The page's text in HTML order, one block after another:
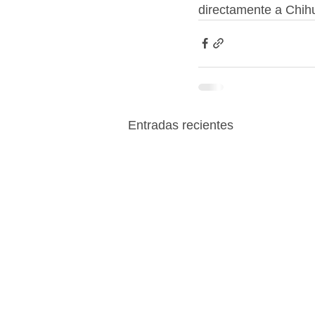
directamente a
Entradas recientes